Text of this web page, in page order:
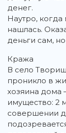
денег.
Наутро,
нашлась.
деньги сам,
Кража
В село
проникло в
хозяина дома
имущество: 2
совершении